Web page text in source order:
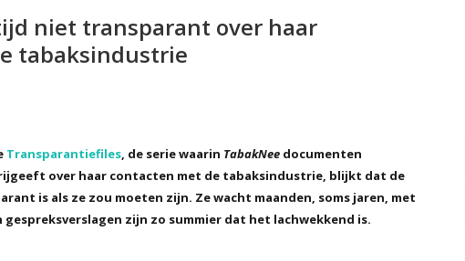
niet transparant over haar
tabaksindustrie
Transparantiefiles, de serie waarin TabakNee documenten
over haar contacten met de tabaksindustrie, blijkt dat de
is als ze zou moeten zijn. Ze wacht maanden, soms jaren, met
zijn zo summier dat het lachwekkend is.